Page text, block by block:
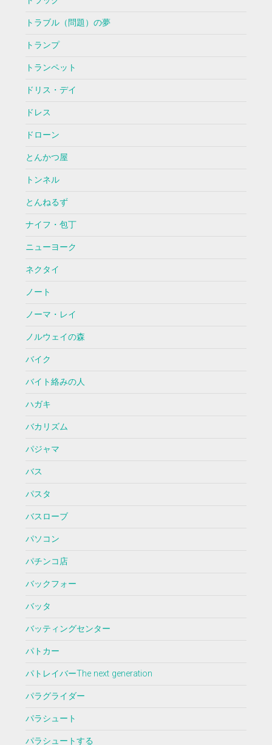
トラブル（問題）の夢
トランプ
トランペット
ドリス・デイ
ドレス
ドローン
とんかつ屋
トンネル
とんねるず
ナイフ・包丁
ニューヨーク
ネクタイ
ノート
ノーマ・レイ
ノルウェイの森
バイク
バイト絡みの人
ハガキ
バカリズム
パジャマ
バス
パスタ
バスローブ
パソコン
パチンコ店
バックフォー
バッタ
バッティングセンター
パトカー
パトレイバーThe next generation
パラグライダー
パラシュート
パラシュートする